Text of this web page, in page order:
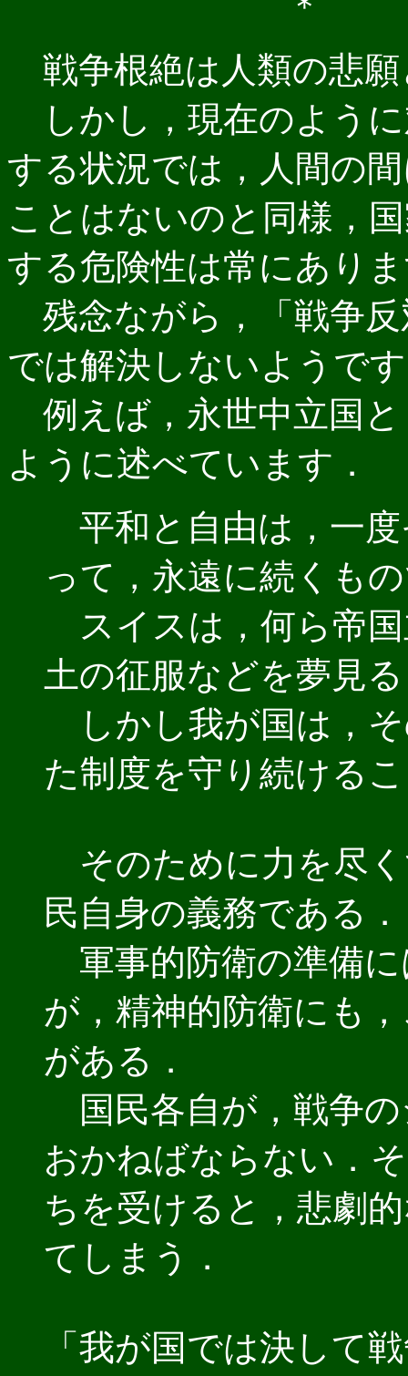
戦争根絶は人類の悲願
しかし，現在のよう
する状況では，人間の
ことはないのと同様，
する危険性は常にあり
残念ながら，「戦争
では解決しないようで
例えば，永世中立国
ように述べています．
平和と自由は，一
って，永遠に続くも
スイスは，何ら帝
土の征服などを夢見
しかし我が国は，
た制度を守り続ける
そのために力を尽
民自身の義務である．
軍事的防衛の準備
が，精神的防衛にも
がある．
国民各自が，戦争
おかねばならない．
ちを受けると，悲劇
てしまう．
「我が国では決して